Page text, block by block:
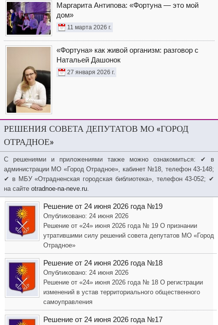
Маргарита Антипова: «Фортуна — это мой
дом»
11 марта 2026 г.
«Фортуна» как живой организм: разговор с
Натальей Дашонок
27 января 2026 г.
РЕШЕНИЯ СОВЕТА ДЕПУТАТОВ МО «ГОРОД
ОТРАДНОЕ»
С решениями и приложениями также можно ознакомиться: ✔ в
администрации МО «Город Отрадное», кабинет №18, телефон 43-148;
✔ в МБУ «Отрадненская городская библиотека», телефон 43-052; ✔
на сайте otradnoe-na-neve.ru.
Решение от 24 июня 2026 года №19
Опубликовано: 24 июня 2026
Решение от «24» июня 2026 года № 19 О признании
утратившими силу решений совета депутатов МО «Город
Отрадное»
Решение от 24 июня 2026 года №18
Опубликовано: 24 июня 2026
Решение от «24» июня 2026 года № 18 О регистрации
изменений в устав территориального общественного
самоуправления
Решение от 24 июня 2026 года №17